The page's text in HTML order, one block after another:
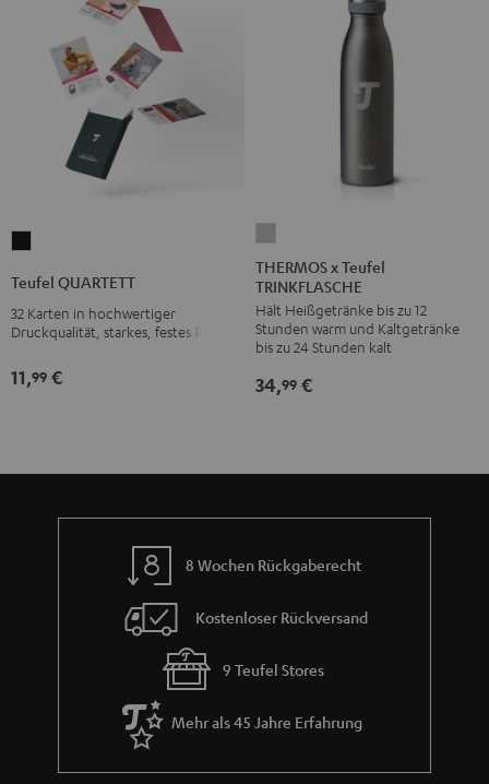
Schwarz
Teufel QUARTETT
32 Karten in hochwertiger
Druckqualität, starkes, festes Papier
11,99 €
x
Teufel
TRINKFLASCHE
Stone
THERMOS x Teufel
TRINKFLASCHE
Hält Heißgetränke bis zu 12
Stunden warm und Kaltgetränke
bis zu 24 Stunden kalt
34,99 €
8 Wochen Rückgaberecht
Kostenloser Rückversand
9 Teufel Stores
Mehr als 45 Jahre Erfahrung